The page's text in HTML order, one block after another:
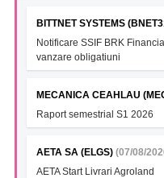
BITTNET SYSTEMS
Notificare SSIF BRK
vanzare obligatiuni
MECANICA CEAHLAU
Raport semestrial S1 2026
AETA SA (ELGS) (07/08/
AETA Start Livrari Agroland